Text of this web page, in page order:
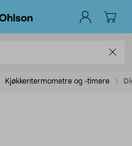
Kjøkkentermometre og -timere